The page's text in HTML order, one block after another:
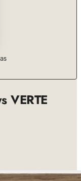
VERTE